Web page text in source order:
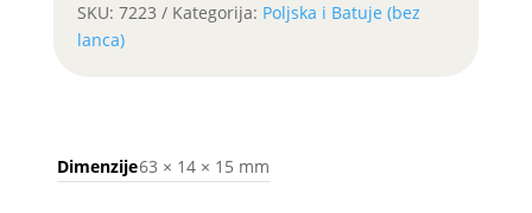
SKU: 7223 Kategorija: Poljska i Batuje (bez
lanca)
Dimenzije63 × 14 × 15 mm